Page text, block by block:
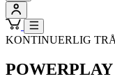
KONTINUERLIG
POWERPLAY